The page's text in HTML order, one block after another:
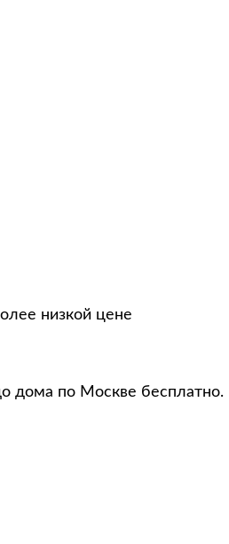
низкой цене
дома по Москве бесплатно.